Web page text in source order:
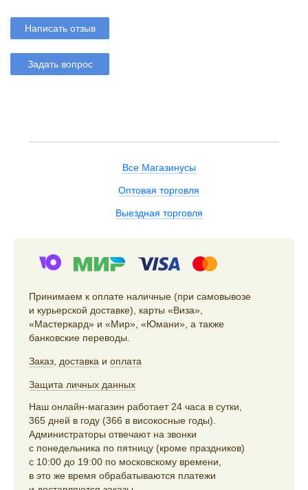
Написать отзыв
Задать вопрос
Все Магазинусы
Оптовая торговля
Выездная торговля
Принимаем к оплате наличные (при самовывозе
и курьерской доставке), карты «Виза»,
«Мастеркард» и «Мир», «Юмани», а также
банковские переводы.
Заказ доставка и оплата
Защита личных данных
Наш онлайн-магазин работает 24 часа в сутки,
365 дней в году (366 в високосные годы).
Администраторы отвечают на звонки
с понедельника по пятницу (кроме праздников)
с 10:00 до 19:00 по московскому времени,
в это же время обрабатываются платежи